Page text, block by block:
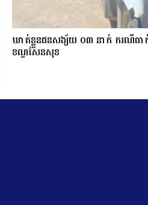
ឃាត់ខ្លួនជនសង្ស័យ ០៣ នាក់ ករណីធា
ខណ្ឌសែនសុខ